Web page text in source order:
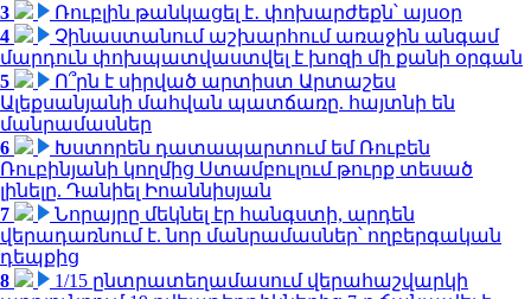
3
Ռուբլին թանկացել է․ փոխարժեքն՝ այսօր
4
Չինաստանում աշխարհում առաջին անգամ
մարդուն փոխպատվաստվել է խոզի մի քանի օրգան
5
Ո՞րն է սիրված արտիստ Արտաշես
Ալեքսանյանի մահվան պատճառը. հայտնի են
մանրամասներ
6
Խստորեն դատապարտում եմ Ռուբեն
Ռուբինյանի կողմից Ստամբուլում թուրք տեսած
լինելը. Դանիել Իոաննիսյան
7
Նորայրը մեկնել էր հանգստի, արդեն
վերադառնում է. նոր մանրամասներ՝ ողբերգական
դեպքից
8
1/15 ընտրատեղամասում վերահաշվարկի